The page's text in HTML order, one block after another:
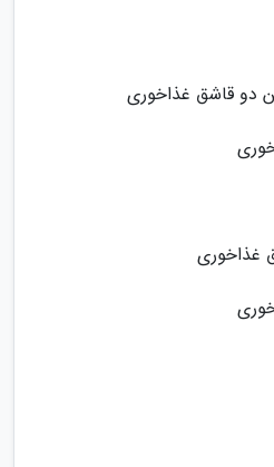
دو قاشق غذاخوری
غذاخوری